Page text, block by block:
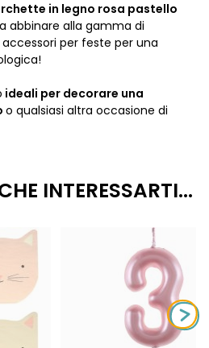
in legno rosa pastello
abbinare alla gamma di
per feste per una
ideali per decorare una
o qualsiasi altra occasione di
INTERESSARTI...